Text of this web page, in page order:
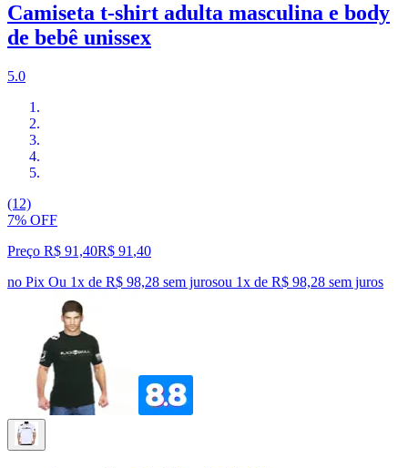
Camiseta t-shirt adulta masculina e body
de bebê unissex
5.0
(12)
7% OFF
Preço R$ 91,40R$ 91 ,40
no Pix Ou 1x de R$ 98,28 sem jurosou 1x de R$ 98,28 sem juros